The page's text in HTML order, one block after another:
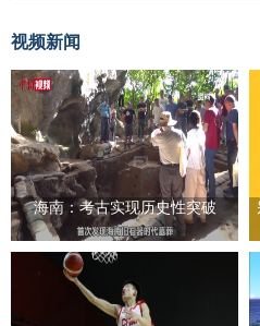
视频新闻
海南：考古实现历史性突破